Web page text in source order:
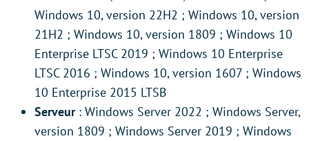
Windows 10, version 22H2 ; Windows 10, version
21H2 ; Windows 10, version 1809 ; Windows 10
Enterprise LTSC 2019 ; Windows 10 Enterprise
LTSC 2016 ; Windows 10, version 1607 ; Windows
10 Enterprise 2015 LTSB
Serveur: Windows Server 2022 ; Windows Server,
version 1809 ; Windows Server 2019 ; Windows